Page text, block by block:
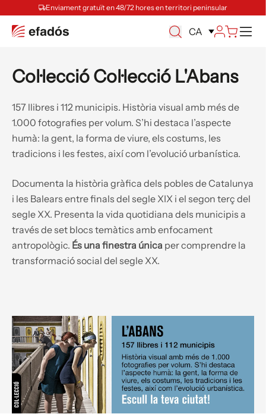
Enviament gratuït en 48/72 hores en territori peninsular
CA
Col·lecció Col·lecció L'Abans
157 llibres i 112 municipis. Història visual amb més de
1.000 fotografies per volum. S’hi destaca l’aspecte
humà: la gent, la forma de viure, els costums, les
tradicions i les festes, així com l’evolució urbanística.
Documenta la història gràfica dels pobles de Catalunya
i les Balears entre finals del segle XIX i el segon terç del
segle XX. Presenta la vida quotidiana dels municipis a
través de set blocs temàtics amb enfocament
antropològic. És una finestra única per comprendre la
transformació social del segle XX.